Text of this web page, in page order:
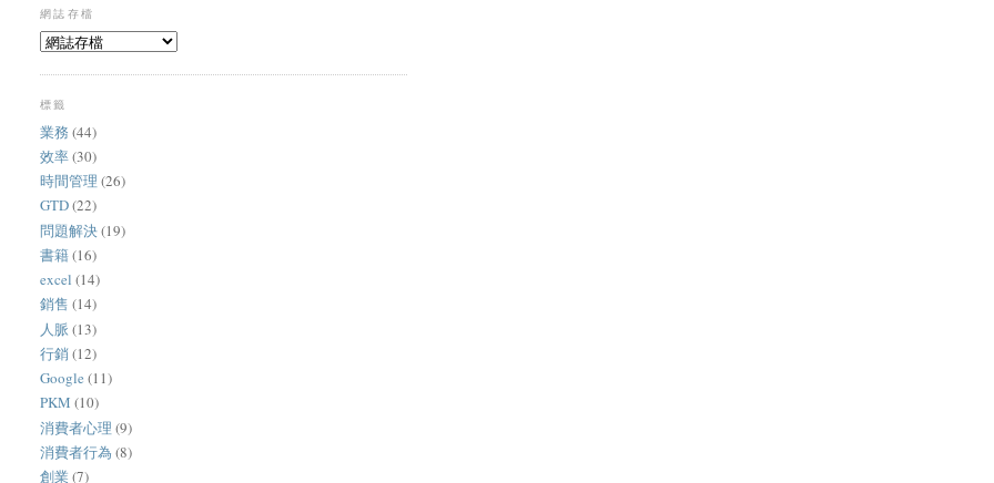
網誌存檔
標籤
業務 (44)
效率(30)
時間管理 (26)
GTD(22)
問題解決(19)
書籍(16)
excel (14)
銷售 (14)
人脈 (13)
行銷(12)
Google (11)
PKM (10)
消費者心理 (9)
消費者行為 (8)
創業 (7)